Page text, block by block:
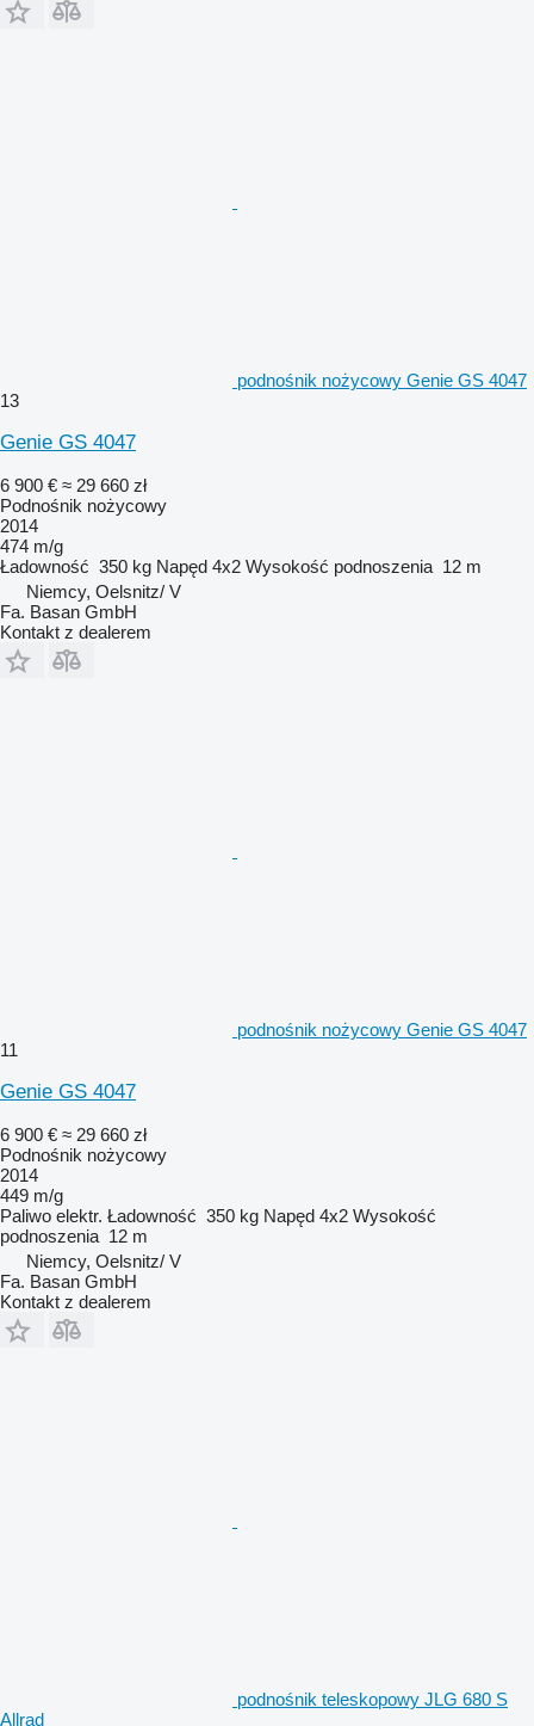
podnośnik nożycowy Genie GS 4047
13
Genie GS 4047
6 900 € ≈ 29 660 zł
Podnośnik nożycowy
2014
474 m/g
Ładowność 350 kg Napęd 4x2 Wysokość podnoszenia 12 m
Niemcy, Oelsnitz/ V
Fa. Basan GmbH
Kontakt z dealerem
podnośnik nożycowy Genie GS 4047
11
Genie GS 4047
6 900 € ≈ 29 660 zł
Podnośnik nożycowy
2014
449 m/g
Paliwo elektr. Ładowność 350 kg Napęd 4x2 Wysokość
podnoszenia 12 m
Niemcy, Oelsnitz/ V
Fa. Basan GmbH
Kontakt z dealerem
podnośnik teleskopowy JLG 680 S
Allrad